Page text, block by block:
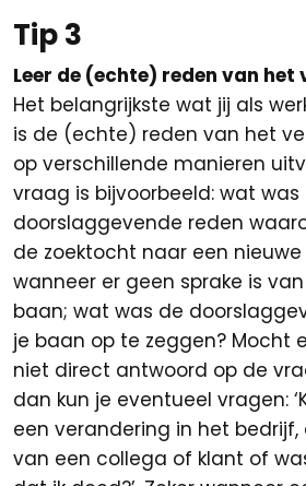
Tip 3
Leer de (echte) reden van het
Het belangrijkste wat jij als
is de (echte) reden van het
op verschillende manieren
vraag is bijvoorbeeld: wat was
doorslaggevende reden
de zoektocht naar een nieuwe
wanneer er geen sprake is
baan; wat was de
je baan op te zeggen? Mocht
niet direct antwoord op de
dan kun je eventueel vragen:
een verandering in het bedrijf,
van een collega of klant of